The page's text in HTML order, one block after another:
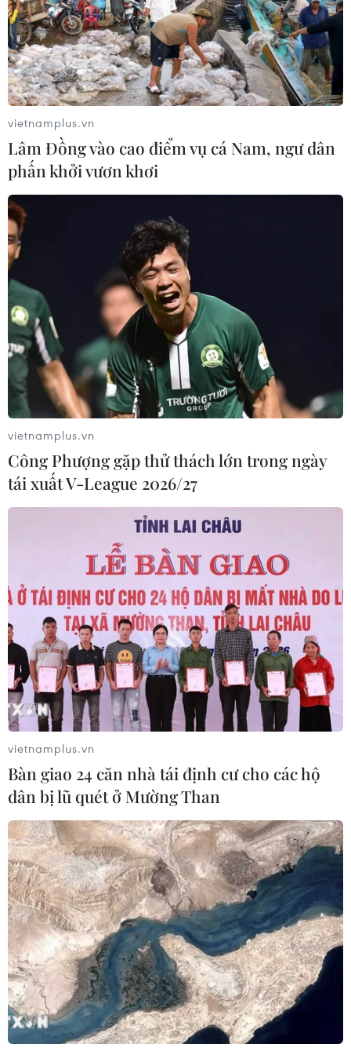
Tin cùng chuyên mục
Tiêu chí mới phân loại doanh nghiệp để thực hiện
cơ cấu lại vốn nhà nước
06/08/2026 15:08
Meta tung công cụ AI lập trình tự động cho nhà
phát triển
06/08/2026 06:40
vietnamplus.vn
Lâm Đồng vào cao điểm vụ cá Nam, ngư dân
phấn khởi vươn khơi
vietnamplus.vn
Công Phượng gặp thử thách lớn trong ngày
tái xuất V-League 2026/27
vietnamplus.vn
Bàn giao 24 căn nhà tái định cư cho các hộ
dân bị lũ quét ở Mường Than